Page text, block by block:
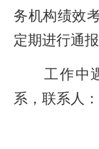
务机构绩效
定期进行通报
工作中
系，联系人